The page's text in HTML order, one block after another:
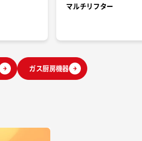
マルチリフター
ガス厨房機器